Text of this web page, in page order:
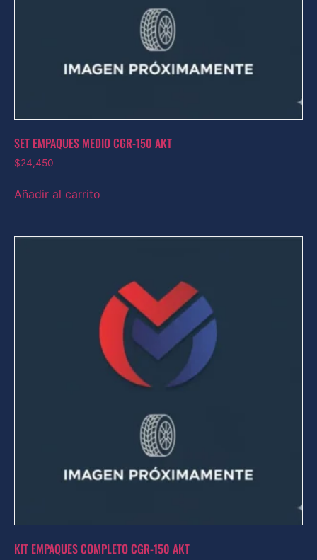
SET EMPAQUES MEDIO CGR-150 AKT
$24,450
Añadir al carrito
KIT EMPAQUES COMPLETO CGR-150 AKT